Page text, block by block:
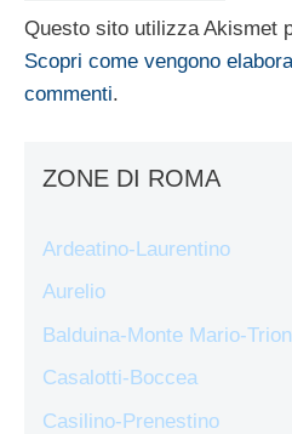
Questo sito utilizza Akismet
Scopri come vengono
commenti.
ZONE DI ROMA
Ardeatino-Laurentino
Aurelio
Balduina-Monte Mario-
Casalotti-Boccea
Casilino-Prenestino